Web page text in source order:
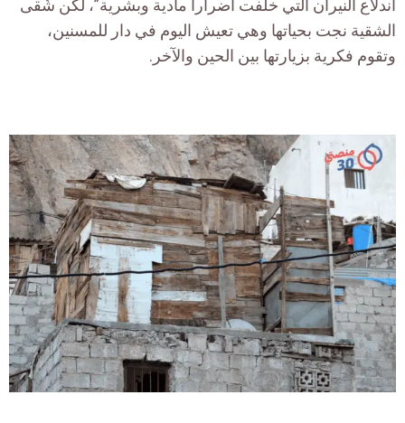
اندلاع النيران التي خلفت أضراراً مادية وبشرية”، لكن شُقى
الشقية نجت بحياتها وهي تعيش اليوم في دار للمسنين،
وتقوم فكرية بزيارتها بين الحين والآخر.